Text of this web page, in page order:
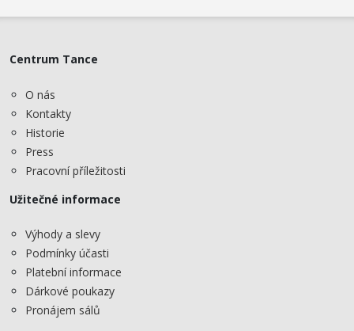
Centrum Tance
O nás
Kontakty
Historie
Press
Pracovní příležitosti
Užitečné informace
Výhody a slevy
Podmínky účasti
Platební informace
Dárkové poukazy
Pronájem sálů